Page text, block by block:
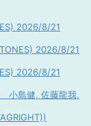
2026/8/21
2026/8/21
2026/8/21
小島健, 佐藤龍我,